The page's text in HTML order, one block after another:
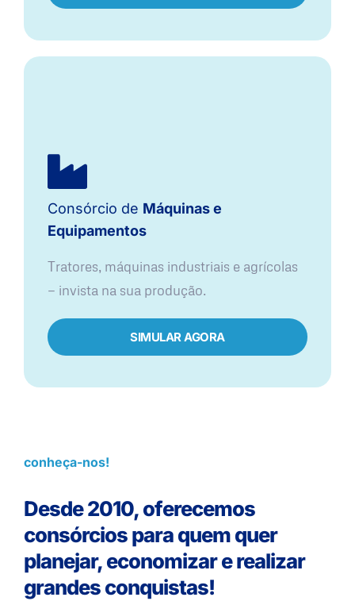
Consórcio de Máquinas e
Equipamentos
Tratores, máquinas industriais e agrícolas
— invista na sua produção.
SIMULAR AGORA
conheça-nos!
Desde 2010, oferecemos
consórcios para quem quer
planejar, economizar e realizar
grandes conquistas!